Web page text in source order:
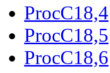
ProcC18,4
ProcC18,5
ProcC18,6